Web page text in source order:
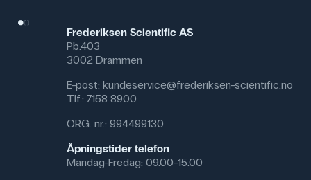
Frederiksen Scientific AS
Pb.403
3002 Drammen
E-post: kundeservice@frederiksen-scientific.no
Tlf.: 7158 8900
ORG. nr.: 994499130
Åpningstider telefon
Mandag-Fredag: 09.00-15.00